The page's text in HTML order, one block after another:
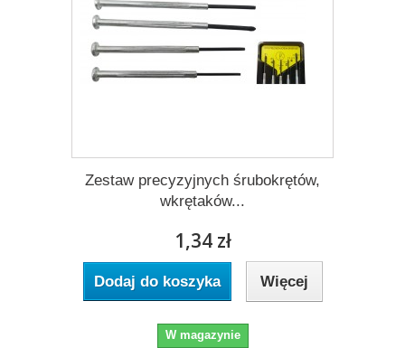
Zestaw precyzyjnych śrubokrętów,
wkrętaków...
1,34 zł
Dodaj do koszyka Więcej
W magazynie